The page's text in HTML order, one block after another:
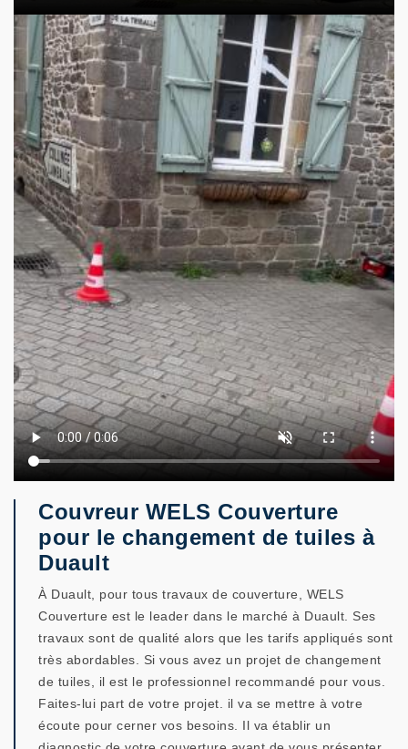
Couvreur WELS Couverture
pour le changement de tuiles à
Duault
À Duault, pour tous travaux de couverture, WELS
Couverture est le leader dans le marché à Duault. Ses
travaux sont de qualité alors que les tarifs appliqués sont
très abordables. Si vous avez un projet de changement
de tuiles, il est le professionnel recommandé pour vous.
Faites-lui part de votre projet. il va se mettre à votre
écoute pour cerner vos besoins. Il va établir un